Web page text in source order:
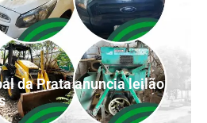
da Prata anuncia leilão